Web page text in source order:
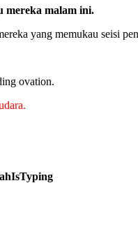
mereka malam ini.
yang memukau seisi
ovation.